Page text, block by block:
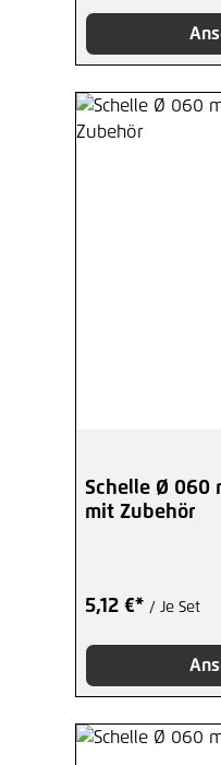
Schelle Ø 060
mit Zubehör
5,12 €* / Je Set